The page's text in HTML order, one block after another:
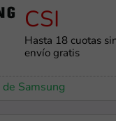
CSI
Hasta 18 cuotas
envío gratis
de Samsung